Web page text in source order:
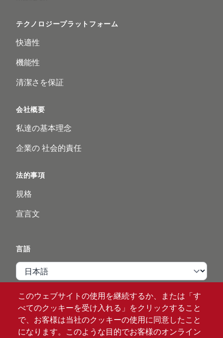
テクノロジープラットフォーム
快適性
機能性
清潔さを保証
会社概要
私達の基本理念
企業の 社会的責任
法的事項
規格
宣言文
このウェブサイトの使用を継続するか、または「す
べてのクッキーを受け入れる」をクリックすること
で、お客様は当社のクッキーの使用に同意したこと
になります。このような目的でお客様のオンライン
言語
言語
VIPページ
ログイン